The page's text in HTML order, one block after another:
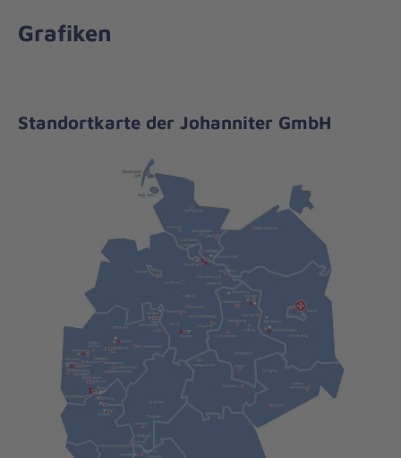
Grafiken
Standortkarte der Johanniter GmbH